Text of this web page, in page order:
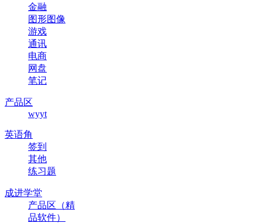
金融
图形图像
游戏
通讯
电商
网盘
笔记
产品区
wyyt
英语角
签到
其他
练习题
成进学堂
产品区（精
品软件）